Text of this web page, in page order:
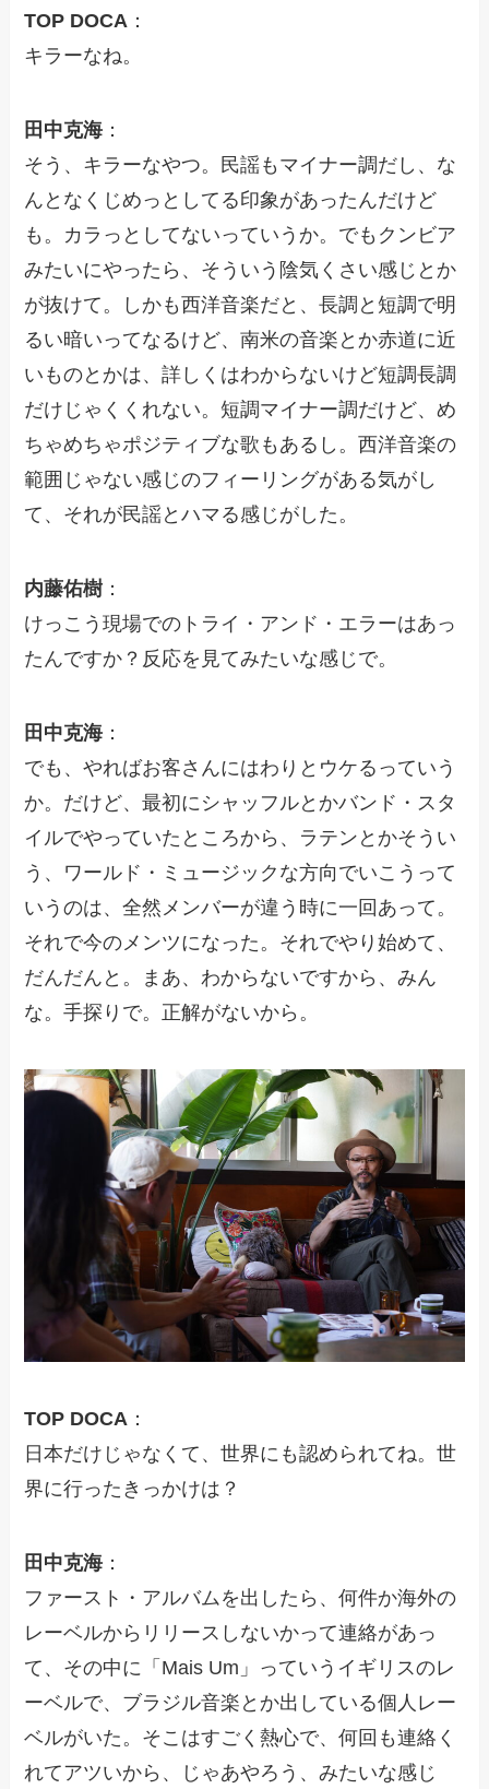
TOP DOCA ：
キラーなね。
田中克海 ：
そう、キラーなやつ。民謡もマイナー調だし、な
んとなくじめっとしてる印象があったんだけど
も。カラっとしてないっていうか。でもクンビア
みたいにやったら、そういう陰気くさい感じとか
が抜けて。しかも西洋音楽だと、長調と短調で明
るい暗いってなるけど、南米の音楽とか赤道に近
いものとかは、詳しくはわからないけど短調長調
だけじゃくくれない。短調マイナー調だけど、め
ちゃめちゃポジティブな歌もあるし。西洋音楽の
範囲じゃない感じのフィーリングがある気がし
て、それが民謡とハマる感じがした。
内藤佑樹 ：
けっこう現場でのトライ・アンド・エラーはあっ
たんですか？反応を見てみたいな感じで。
田中克海 ：
でも、やればお客さんにはわりとウケるっていう
か。だけど、最初にシャッフルとかバンド・スタ
イルでやっていたところから、ラテンとかそうい
う、ワールド・ミュージックな方向でいこうって
いうのは、全然メンバーが違う時に一回あって。
それで今のメンツになった。それでやり始めて、
だんだんと。まあ、わからないですから、みん
な。手探りで。正解がないから。
TOP DOCA ：
日本だけじゃなくて、世界にも認められてね。世
界に行ったきっかけは？
田中克海 ：
ファースト・アルバムを出したら、何件か海外の
レーベルからリリースしないかって連絡があっ
て、その中に「Mais Um」っていうイギリスのレ
ーベルで、ブラジル音楽とか出している個人レー
ベルがいた。そこはすごく熱心で、何回も連絡く
れてアツいから、じゃあやろう、みたいな感じ